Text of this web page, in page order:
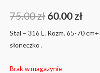
75.00zł 60.00 zł
Stal – 316 L. Rozm. 65-70
słoneczko .
Brak w magazynie